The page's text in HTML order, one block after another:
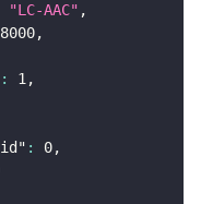
"LC-AAC" ,
,
: 1,
: 0,